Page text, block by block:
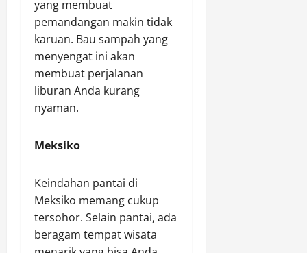
yang membuat
pemandangan makin tidak
karuan. Bau sampah yang
menyengat ini akan
membuat perjalanan
liburan Anda kurang
nyaman.
Meksiko
Keindahan pantai di
Meksiko memang cukup
tersohor. Selain pantai, ada
beragam tempat wisata